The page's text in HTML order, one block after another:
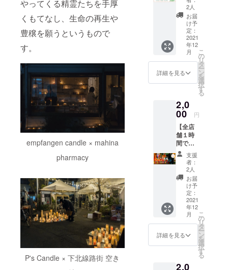
やってくる精霊たちを手厚
くもてなし、生命の再生や
豊穣を願うというもので
す。
empfangen candle × mahina
pharmacy
P's Candle × 下北線路街 空き
援！】
小径の
ノエル
開催を
お気持
ち支援
してい
ただけ
る方
も、当
は難し
い方
も、一
人何口
でもご
応募く
ださ
い。小
径のノ
エル
は、企
業や大
口のス
ポン
サード
を得な
い、イ
イベン
2人
お届
け予
定：
2021
年12
月
詳細を見る
こ
の
リ
タ
ー
ン
を
選
択
す
る
2,0
00 円
【全店
舗１時
間で巡
る弾丸
ツ
アー！
キャン
ドルを
全部見
う！】
小径の
ノエル
参加の
全店舗
歩ツ
支援
者：
2人
お届
け予
定：
2021
年12
月
詳細を見る
こ
の
リ
タ
ー
ン
を
選
択
す
る
2,0